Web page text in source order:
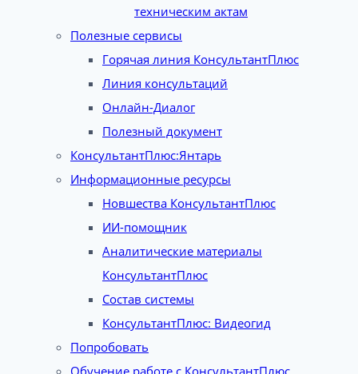
техническим актам
Полезные сервисы
Горячая линия КонсультантПлюс
Линия консультаций
Онлайн-Диалог
Полезный документ
КонсультантПлюс:Янтарь
Информационные ресурсы
Новшества КонсультантПлюс
ИИ-помощник
Аналитические материалы
КонсультантПлюс
Состав системы
КонсультантПлюс: Видеогид
Попробовать
Обучение работе с КонсультантПлюс